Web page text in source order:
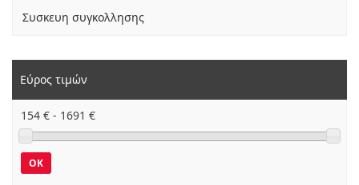
Συσκευη συγκολλησης
Εύρος τιμών
154 € - 1691 €
OK